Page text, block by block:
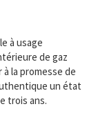
à usage
de gaz
la promesse de
un état
trois ans.